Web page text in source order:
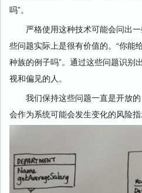
吗”。
严格使用这种技术可能会问出一
些问题实际上是很有价值的。“你能
种族的例子吗”。通过这些问题识别
视和偏见的人。
我们保持这些问题一直是开放的
会作为系统可能会发生变化的风险指